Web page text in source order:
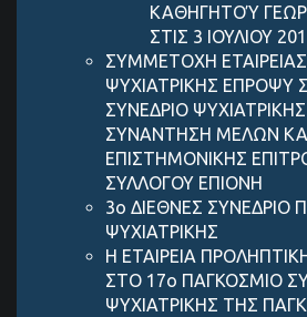
ΚΑΘΗΓΗΤΟΎ
ΣΤΙΣ 3 ΙΟΥΛΙΟΥ
ΣΥΜΜΕΤΟΧΗ
ΨΥΧΙΑΤΡΙΚΗΣ ΕΠΡΟΨΥ
ΣΥΝΕΔΡΙΟ
ΣΥΝΑΝΤΗΣΗ ΜΕΛΩΝ
ΕΠΙΣΤΗΜΟΝΙΚΗΣ
ΣΥΛΛΟΓΟΥ ΕΠΙΟΝΗ
3ο ΔΙΕΘΝΕΣ ΣΥΝΕΔΡΙΟ
ΨΥΧΙΑΤΡΙΚΗΣ
Η ΕΤΑΙΡΕΙΑ
ΣΤΟ 17ο ΠΑΓΚΟΣΜΙΟ
ΨΥΧΙΑΤΡΙΚΗΣ ΤΗΣ